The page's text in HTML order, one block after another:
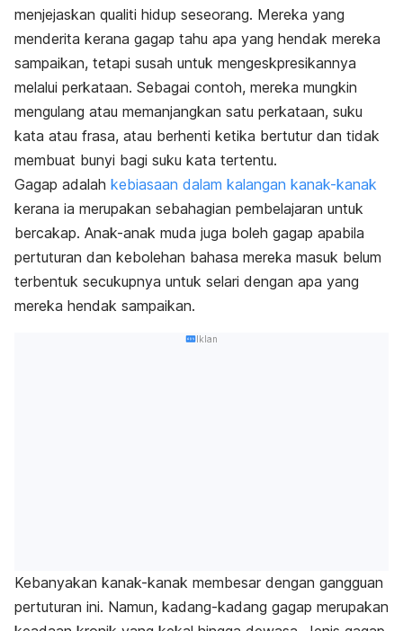
menjejaskan qualiti hidup seseorang. Mereka yang
menderita kerana gagap tahu apa yang hendak mereka
sampaikan, tetapi susah untuk mengeskpresikannya
melalui perkataan. Sebagai contoh, mereka mungkin
mengulang atau memanjangkan satu perkataan, suku
kata atau frasa, atau berhenti ketika bertutur dan tidak
membuat bunyi bagi suku kata tertentu.
Gagap adalah kebiasaan dalam kalangan kanak-kanak
kerana ia merupakan sebahagian pembelajaran untuk
bercakap. Anak-anak muda juga boleh gagap apabila
pertuturan dan kebolehan bahasa mereka masuk belum
terbentuk secukupnya untuk selari dengan apa yang
mereka hendak sampaikan.
Iklan
Kebanyakan kanak-kanak membesar dengan gangguan
pertuturan ini. Namun, kadang-kadang gagap merupakan